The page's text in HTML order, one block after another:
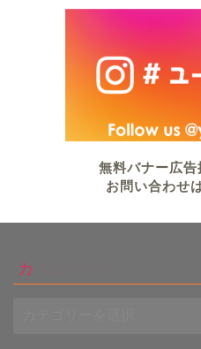
無料バナー広
お問い合わせ